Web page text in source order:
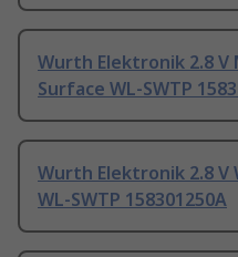
Wurth Elektronik 2.8 V
Surface WL-SWTP
Wurth Elektronik 2.8 V
WL-SWTP 158301250A